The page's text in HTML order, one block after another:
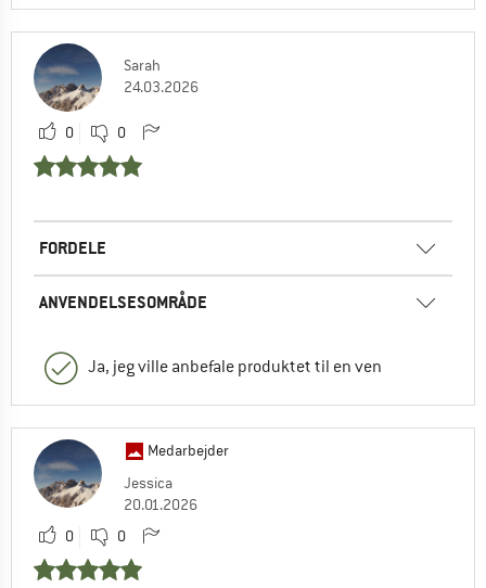
Sarah
24.03.2026
0 0
FORDELE
ANVENDELSESOMRÅDE
Ja, jeg ville anbefale produktet til en ven
Medarbejder
Jessica
20.01.2026
0
0